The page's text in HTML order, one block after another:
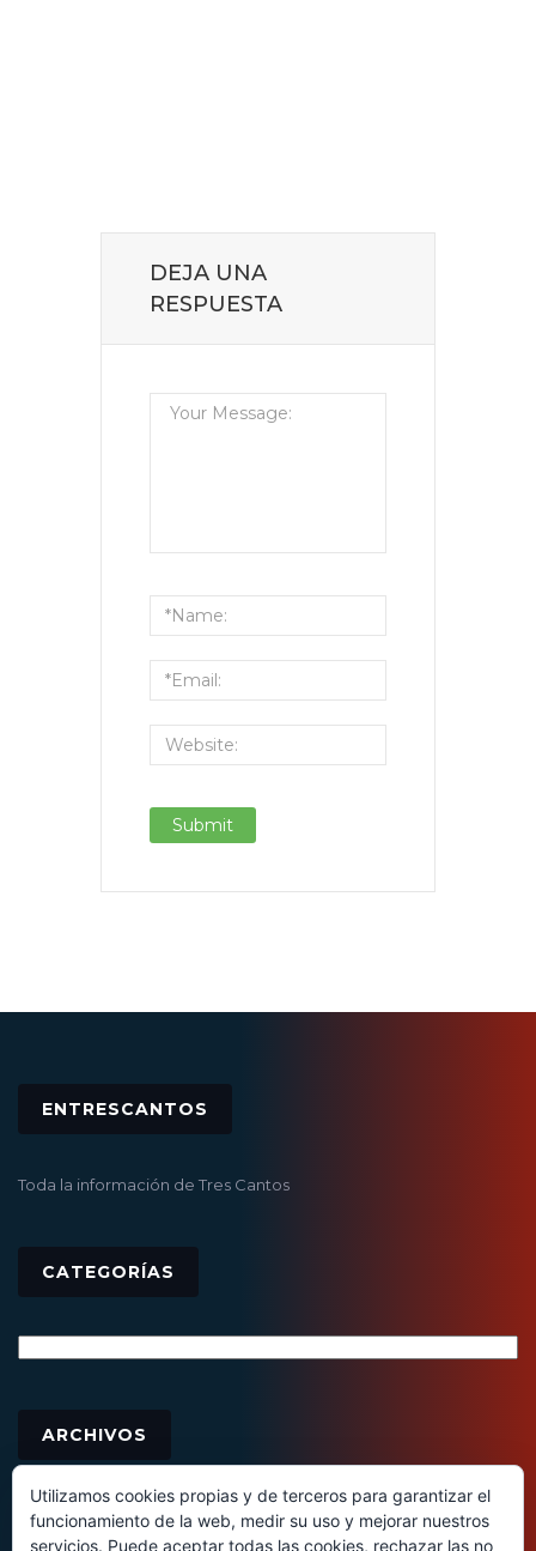
DEJA UNA
RESPUESTA
ENTRESCANTOS
Toda la información de Tres Cantos
CATEGORÍAS
ARCHIVOS
Utilizamos cookies propias y de terceros para garantizar el
funcionamiento de la web, medir su uso y mejorar nuestros
servicios. Puede aceptar todas las cookies, rechazar las no